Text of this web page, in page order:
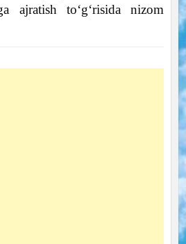
ajratish to‘g‘risida nizom